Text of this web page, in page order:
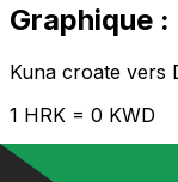
Graphique
Kuna croate vers
1 HRK = 0 KWD
12H